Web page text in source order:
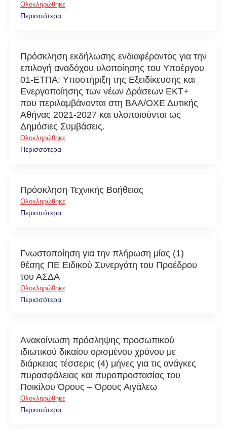
Ολοκληρώθηκε
Περισσότερα
Πρόσκληση εκδήλωσης ενδιαφέροντος για την
επιλογή αναδόχου υλοποίησης του Υποέργου
01-ΕΤΠΑ: Υποστήριξη της Εξειδίκευσης και
Ενεργοποίησης των νέων Δράσεων ΕΚΤ+
που περιλαμβάνονται στη ΒΑΑ/ΟΧΕ Δυτικής
Αθήνας 2021-2027 και υλοποιούνται ως
Δημόσιες Συμβάσεις.
Ολοκληρώθηκε
Περισσότερα
Πρόσκληση Τεχνικής Βοήθειας
Ολοκληρώθηκε
Περισσότερα
Γνωστοποίηση για την πλήρωση μίας (1)
θέσης ΠΕ Ειδικού Συνεργάτη του Προέδρου
του ΑΣΔΑ
Ολοκληρώθηκε
Περισσότερα
Ανακοίνωση πρόσληψης προσωπικού
ιδιωτικού δικαίου ορισμένου χρόνου με
διάρκειας τέσσερις (4) μήνες για τις ανάγκες
πυρασφάλειας και πυροπροστασίας του
Ποικίλου Όρους – Όρους Αιγάλεω
Ολοκληρώθηκε
Περισσότερα